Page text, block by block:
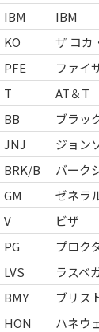
IBM
IBM
KO
ザ コカ
PFE
ファイ
T
AT＆T
BB
ブラッ
JNJ
ジョン
BRK/B
バーク
GM
ゼネラ
V
ビザ
PG
プロク
LVS
ラスベ
BMY
ブリス
HON
ハネウ